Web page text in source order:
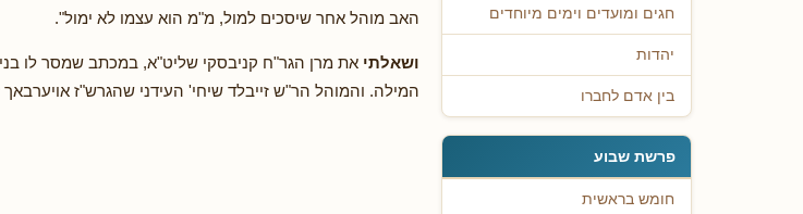
חגים ומועדים וימים מיוחדים
יהדות
בין אדם לחברו
פרשת שבוע
חומש בראשית
האב מוהל אחר שיסכים למול, מ"מ הוא עצמו לא ימול".
ושאלתי את מרן הגר"ח קניבסקי שליט"א, במכתב שמסר לו
המילה. והמוהל הר"ש זייבלד שיחי' העידני שהגרש"ז